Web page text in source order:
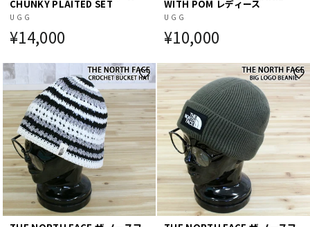
CHUNKY PLAITED SET
UGG
¥14,000
WITH POM レディース
UGG
¥10,000